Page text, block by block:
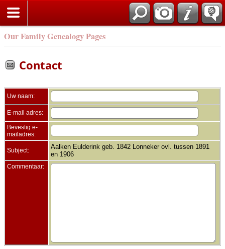
Our Family Genealogy Pages
Contact
Uw naam:
E-mail adres:
Bevestig e-
mailadres:
Subject:
Aalken Eulderink geb. 1842 Lonneker ovl. tussen 1891
en 1906
Commentaar: